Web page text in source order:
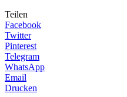
Teilen
Facebook
Twitter
Pinterest
Telegram
WhatsApp
Email
Drucken